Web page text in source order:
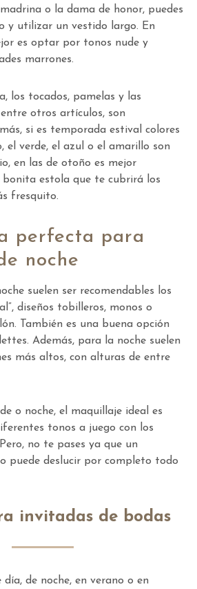
o la dama de honor, puedes
y utilizar un vestido largo. En
es optar por tonos nude y
marrones.
los tocados, pamelas y las
otros artículos, son
si es temporada estival colores
el verde, el azul o el amarillo son
en las de otoño es mejor
estola que te cubrirá los
fresquito.
perfecta para
noche
suelen ser recomendables los
diseños tobilleros, monos o
También es una buena opción
Además, para la noche suelen
más altos, con alturas de entre
o noche, el maquillaje ideal es
tonos a juego con los
no te pases ya que un
puede deslucir por completo todo
invitadas de bodas
de noche, en verano o en